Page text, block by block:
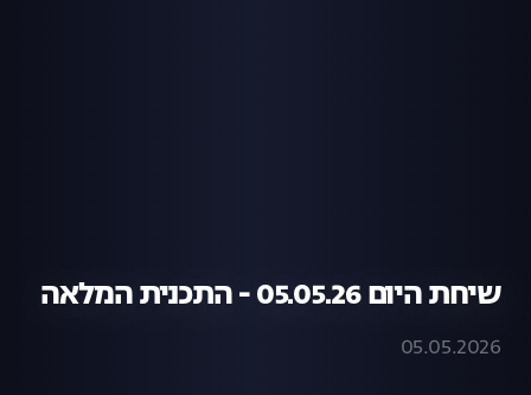
שיחת היום 05.05.26 - התכנית המלאה
05.05.2026